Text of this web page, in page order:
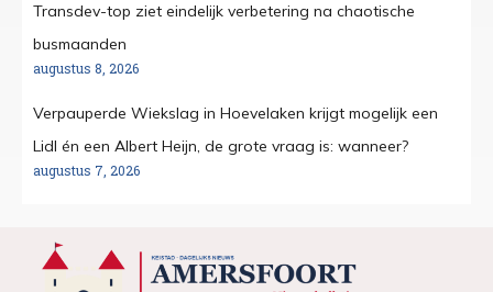
Transdev-top ziet eindelijk verbetering na chaotische
busmaanden
augustus 8, 2026
Verpauperde Wiekslag in Hoevelaken krijgt mogelijk een
Lidl én een Albert Heijn, de grote vraag is: wanneer?
augustus 7, 2026